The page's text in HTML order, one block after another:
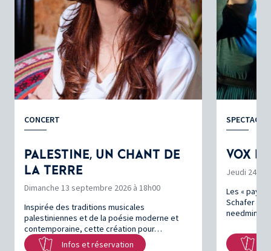
CONCERT
PALESTINE, UN CHANT DE
LA TERRE
Dimanche 13 septembre 2026 à 18h00
Inspirée des traditions musicales
palestiniennes et de la poésie moderne et
contemporaine, cette création pour…
Infos et réservation
SPECTACLE
VOX
Jeudi 24
Les «
Schafer et
needmine